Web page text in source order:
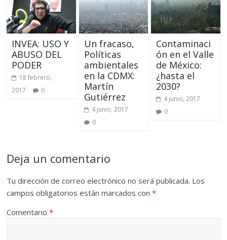
INVEA: USO Y
ABUSO DEL
PODER
18 febrero,
2017
0
Un fracaso,
Políticas
ambientales
en la CDMX:
Martín
Gutiérrez
4 junio, 2017
0
Contaminaci
ón en el Valle
de México:
¿hasta el
2030?
4 junio, 2017
0
Deja un comentario
Tu dirección de correo electrónico no será publicada. Los
campos obligatorios están marcados con*
Comentario*